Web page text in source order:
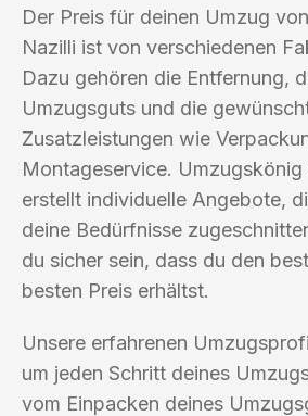
Der Preis für deinen Umzug
Nazilli ist von verschiedenen
Dazu gehören die Entfernung,
Umzugsguts und die
Zusatzleistungen wie
Montageservice. Umzugskönig
erstellt individuelle Angebote,
deine Bedürfnisse
du sicher sein, dass du den
besten Preis erhältst.
Unsere erfahrenen
um jeden Schritt deines
vom Einpacken deines